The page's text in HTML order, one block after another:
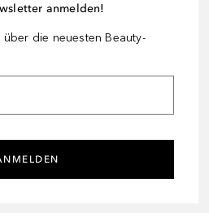
anmelden!
die neuesten Beauty-